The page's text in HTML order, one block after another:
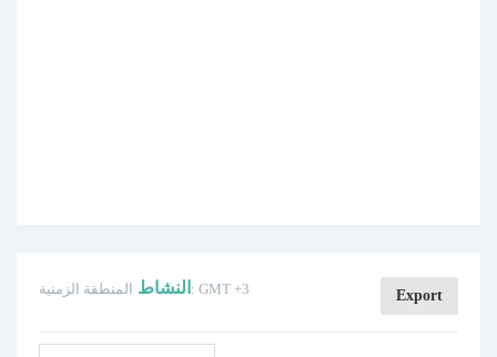
النشاط المنطقة الزمنية: GMT +3 Export